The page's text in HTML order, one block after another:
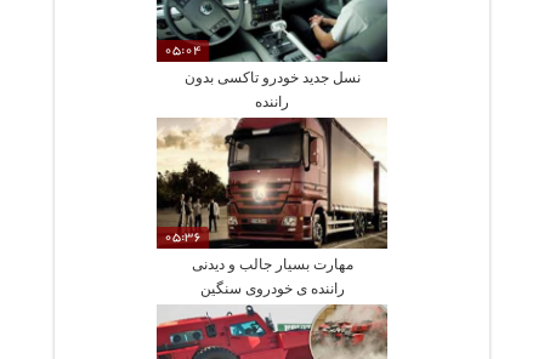
05:04
نسل جدید خودرو تاکسی بدون
راننده
05:36
مهارت بسیار جالب و دیدنی
راننده ی خودروی سنگین